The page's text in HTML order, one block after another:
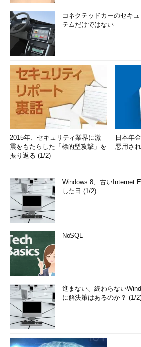
企業のシステム管理者を経て、フリーの
に。Microsoft製品、テクノロジーを中心
トへの記事の寄稿、ドキュメント作成、
る。個人ブログは『
『Windows Server 2016テクノロジ入門
社）。
コネクテッドカーのセキ
テムだけではない
2015年、セキュリティ業界に激
震をもたらした「標的型攻撃」を
振り返る (1/2)
日本年
悪用さ
Windows 8、古いInternet
した日 (1/2)
NoSQL
進まない、終わらない
に解決策はあるのか？ (1/2)